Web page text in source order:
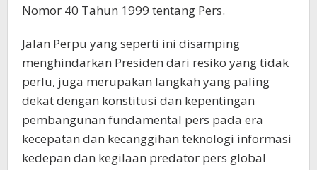
Nomor 40 Tahun 1999 tentang Pers.
Jalan Perpu yang seperti ini disamping
menghindarkan Presiden dari resiko yang tidak
perlu, juga merupakan langkah yang paling
dekat dengan konstitusi dan kepentingan
pembangunan fundamental pers pada era
kecepatan dan kecanggihan teknologi informasi
kedepan dan kegilaan predator pers global